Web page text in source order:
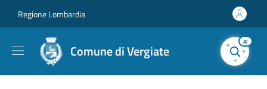
Regione Lombardia
Comune di Vergiate
AI